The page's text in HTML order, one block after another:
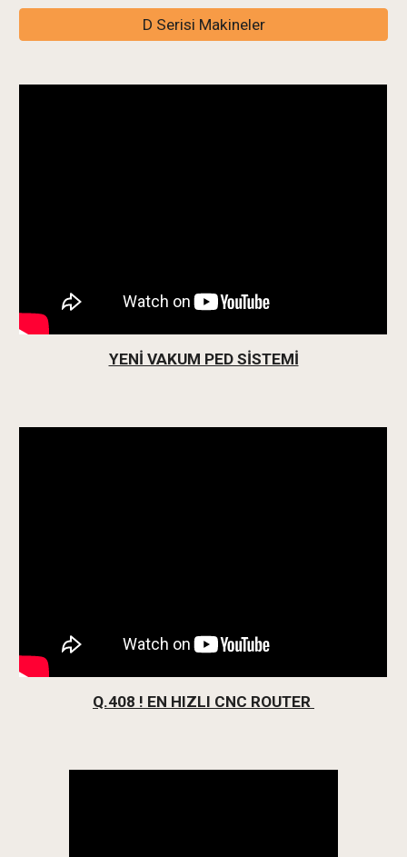
D Serisi Makineler
YENİ VAKUM PED SİSTEMİ
Q.408 ! EN HIZLI CNC ROUTER